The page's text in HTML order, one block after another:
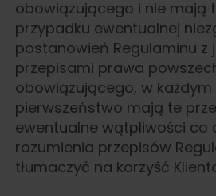
obowiązującego i nie mają
przypadku ewentualnej
postanowień Regulaminu z
przepisami prawa
obowiązującego, w
pierwszeństwo mają te
ewentualne wątpliwości co
rozumienia przepisów
tłumaczyć na korzyść